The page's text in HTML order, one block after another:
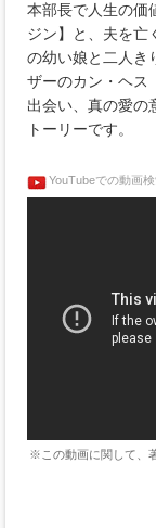
本部長で人生の価
ジン】と、夫を亡
の幼い娘と二人き
ザーのカン・ヘス
出会い、真の愛の
トーリーです。
YouTubeでの動画検
※この動画に関して、